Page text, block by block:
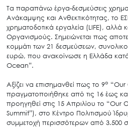
Τα παραπάνω έργα-δεσμεύσεις
Ανάκαμψης και Ανθεκτικότητας, το
χρηματοδοτικά εργαλεία (LIFE), αλλά
Οργανισμούς. Σημειώνεται πως
κομμάτι των 21 δεσμεύσεων,
ευρώ, που ανακοίνωσε η Ελλάδα
Ocean”.
Αξίζει να επισημανθεί πως το 9ο
πραγματοποιήθηκε από τις 16 έως και
προηγηθεί στις 15 Απριλίου το
Summit”), στο Κέντρο Πολιτισμού
συμμετοχή περισσότερων από